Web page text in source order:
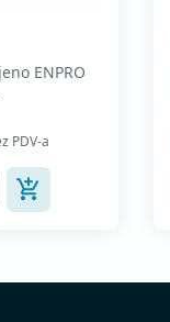
ENPRO
hladno
1506 I
PDV-a